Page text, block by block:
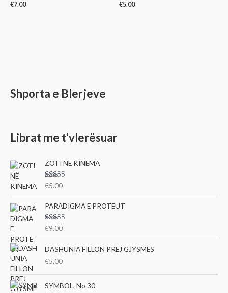
Shporta e Blerjeve
Librat me t’vlerësuar
ZOTI NË KINEMA
Vlerësu
3.00
nga 5
€5.00
PARADIGMA E PROTEUT
Vlerësu
nga 5
€9.00
DASHUNIA FILLON PREJ GJYSMËS
€5.00
SYMBOL, No 30
€7.00 €5.00